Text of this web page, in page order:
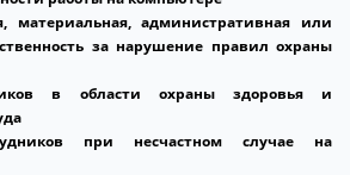
материальная, административная или
за нарушение правил охраны
в области охраны здоровья и
при несчастном случае на